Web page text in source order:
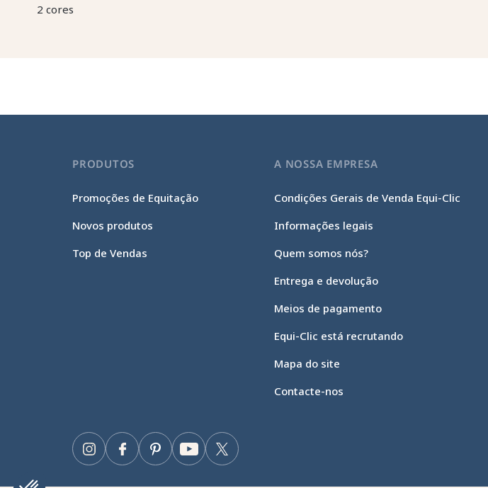
Axeptio consent
Plataforma de Gestão de Consentimento: Personalize suas opções
2 cores
PRODUTOS
Promoções de Equitação
Novos produtos
Top de Vendas
A NOSSA EMPRESA
Condições Gerais de Venda Equi-Clic
Informações legais
Quem somos nós?
Entrega e devolução
Meios de pagamento
Equi-Clic está recrutando
Mapa do site
Contacte-nos
Facebook Twitter
YouTube
Pinterest
Instagram